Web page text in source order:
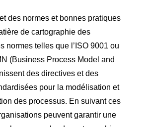
des normes et bonnes pratiques
de cartographie des
normes telles que l’ISO 9001 ou
(Business Process Model and
des directives et des
pour la modélisation et
des processus. En suivant ces
peuvent garantir une